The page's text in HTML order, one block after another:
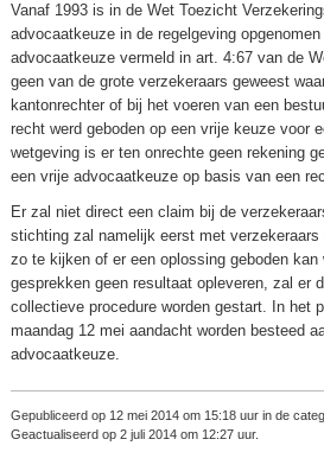
Vanaf 1993 is in de Wet Toezicht
advocaatkeuze in de regelgeving
advocaatkeuze vermeld in art. 4:67 van de
geen van de grote verzekeraars geweest
kantonrechter of bij het voeren van een
recht werd geboden op een vrije keuze voor
wetgeving is er ten onrechte geen rekening
een vrije advocaatkeuze op basis van een
Er zal niet direct een claim bij de
stichting zal namelijk eerst met
zo te kijken of er een oplossing geboden kan
gesprekken geen resultaat opleveren, zal er
collectieve procedure worden gestart. In het
maandag 12 mei aandacht worden besteed
advocaatkeuze.
Gepubliceerd op 12 mei 2014 om 15:18 uur in de
Geactualiseerd op 2 juli 2014 om 12:27 uur.